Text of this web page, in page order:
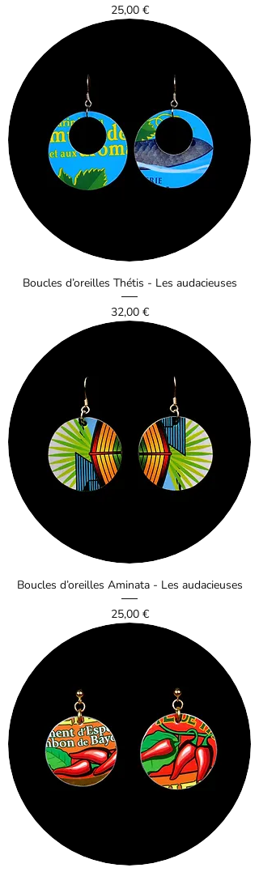
Prix
25,00 €
Boucles d’oreilles Thétis - Les audacieuses
Prix
32,00 €
Boucles d’oreilles Aminata - Les audacieuses
Prix
25,00 €